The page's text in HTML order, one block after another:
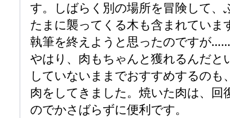
す。しばらく別の場所を冒険して
たまに襲ってくる木も含まれてい
執筆を終えようと思ったのですが……
やはり、肉もちゃんと獲れるんだ
していないままでおすすめするの
肉をしてきました。焼いた肉は、
のでかさばらずに便利です。